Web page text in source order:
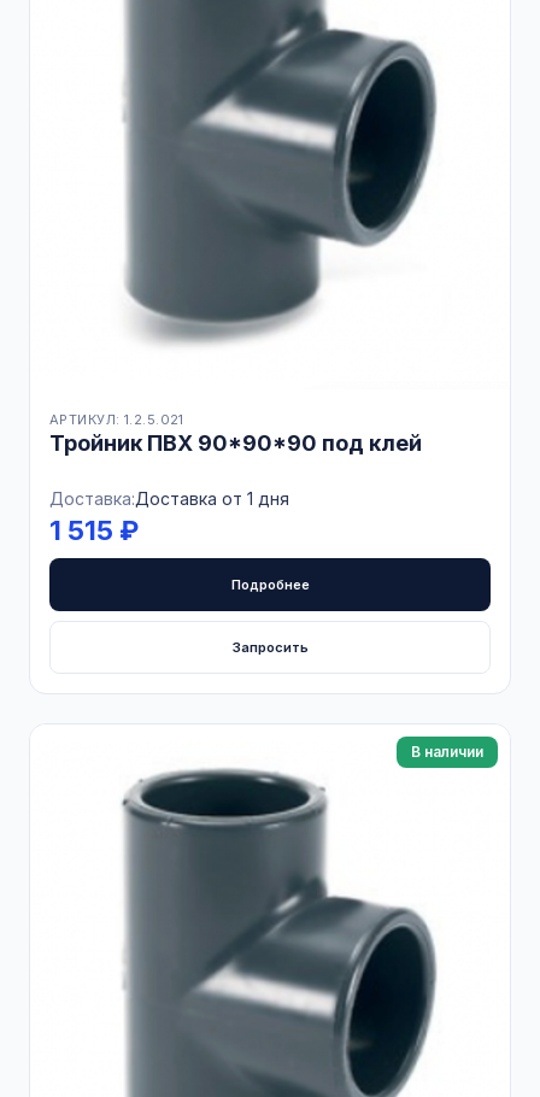
АРТИКУЛ: 1.2.5.021
Тройник ПВХ 90*90*90 под клей
Доставка:Доставка от 1 дня
1 515 ₽
Подробнее
Запросить
В наличии